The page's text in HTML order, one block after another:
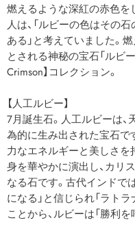
燃えるような深紅の赤色を
人は、「ルビーの色はその
ある」と考えていました。
とされる神秘の宝石「ルビ
Crimson】コレクション。
【人工ルビー】
7月誕生石。人工ルビーは
為的に生み出された宝石で
力なエネルギーと美しさを
身を華やかに演出し、カリ
なる石です。古代インドで
になる」と信じられ「ラト
ことから、ルビーは「勝利